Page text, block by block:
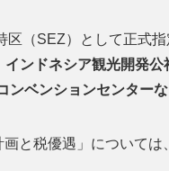
（SEZ）として正式
インドネシア観光開発
ベンションセンターな
と税優遇」については